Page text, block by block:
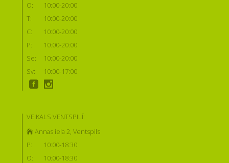
O:
10:00-20:00
T:
10:00-20:00
C:
10:00-20:00
P:
10:00-20:00
Se:
10:00-20:00
Sv:
10:00-17:00
VEIKALS VENTSPILĪ:
Annas iela 2, Ventspils
P:
10:00-18:30
O:
10:00-18:30